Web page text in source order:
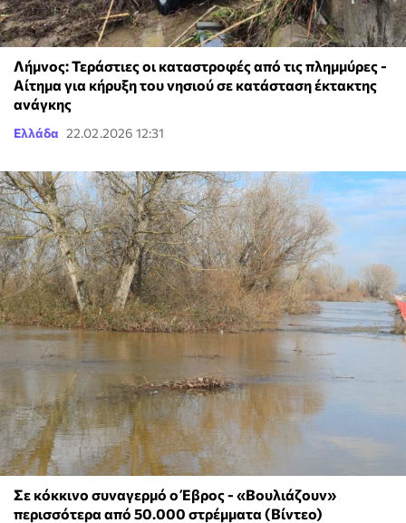
Λήμνος: Τεράστιες οι καταστροφές από τις πλημμύρες -
Αίτημα για κήρυξη του νησιού σε κατάσταση έκτακτης
ανάγκης
Ελλάδα 22.02.2026 12:31
Σε κόκκινο συναγερμό ο Έβρος - «Βουλιάζουν»
περισσότερα από 50.000 στρέμματα (Βίντεο)